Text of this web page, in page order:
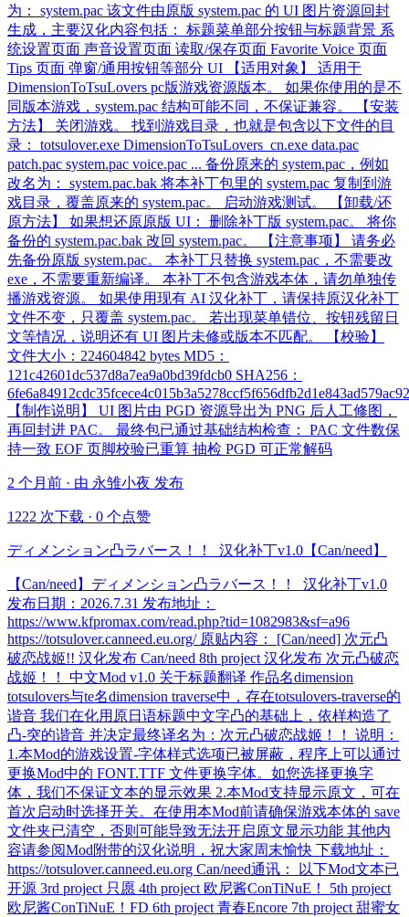
为： system.pac 该文件由原版 system.pac 的 UI 图片资源回封
生成，主要汉化内容包括： 标题菜单部分按钮与标题背景 系
统设置页面 声音设置页面 读取/保存页面 Favorite Voice 页面
Tips 页面 弹窗/通用按钮等部分 UI 【适用对象】 适用于
DimensionToTsuLovers pc版游戏资源版本。 如果你使用的是不
同版本游戏，system.pac 结构可能不同，不保证兼容。 【安装
方法】 关闭游戏。 找到游戏目录，也就是包含以下文件的目
录： totsulover.exe DimensionToTsuLovers_cn.exe data.pac
patch.pac system.pac voice.pac ... 备份原来的 system.pac，例如
改名为： system.pac.bak 将本补丁包里的 system.pac 复制到游
戏目录，覆盖原来的 system.pac。 启动游戏测试。 【卸载/还
原方法】 如果想还原原版 UI： 删除补丁版 system.pac。 将你
备份的 system.pac.bak 改回 system.pac。 【注意事项】 请务必
先备份原版 system.pac。 本补丁只替换 system.pac，不需要改
exe，不需要重新编译。 本补丁不包含游戏本体，请勿单独传
播游戏资源。 如果使用现有 AI 汉化补丁，请保持原汉化补丁
文件不变，只覆盖 system.pac。 若出现菜单错位、按钮残留日
文等情况，说明还有 UI 图片未修或版本不匹配。 【校验】
文件大小：224604842 bytes MD5：
121c42601dc537d8a7ea9a0bd39fdcb0 SHA256：
【制作说明】 UI 图片由 PGD 资源导出为 PNG 后人工修图，
再回封进 PAC。 最终包已通过基础结构检查： PAC 文件数保
持一致 EOF 页脚校验已重算 抽检 PGD 可正常解码
2 个月前 · 由 永雏小夜 发布
1222 次下载 · 0 个点赞
ディメンション凸ラバース！！_汉化补丁v1.0【Can/need】
【Can/need】ディメンション凸ラバース！！_汉化补丁v1.0
发布日期：2026.7.31 发布地址：
https://www.kfpromax.com/read.php?tid=1082983&sf=a96
https://totsulover.canneed.eu.org/ 原贴内容： [Can/need] 次元凸
破恋战姬!! 汉化发布 Can/need 8th project 汉化发布 次元凸破恋
战姬！！ 中文Mod v1.0 关于标题翻译 作品名dimension
totsulovers与te名dimension traverse中，存在totsulovers-traverse的
谐音 我们在化用原日语标题中文字凸的基础上，依样构造了
凸-突的谐音 并决定最终译名为：次元凸破恋战姬！！ 说明：
1.本Mod的游戏设置-字体样式选项已被屏蔽，程序上可以通过
更换Mod中的 FONT.TTF 文件更换字体。如您选择更换字
体，我们不保证文本的显示效果 2.本Mod支持显示原文，可在
首次启动时选择开关。在使用本Mod前请确保游戏本体的 save
文件夹已清空，否则可能导致无法开启原文显示功能 其他内
容请参阅Mod附带的汉化说明，祝大家周末愉快 下载地址：
https://totsulover.canneed.eu.org Can/need通讯： 以下Mod文本已
开源 3rd project 只愿 4th project 欧尼酱ConTiNuE！ 5th project
欧尼酱ConTiNuE！FD 6th project 青春Encore 7th project 甜蜜女